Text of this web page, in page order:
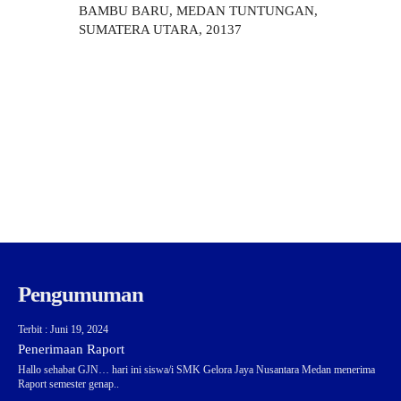
BAMBU BARU, MEDAN TUNTUNGAN,
SUMATERA UTARA, 20137
Pengumuman
Terbit : Juni 19, 2024
Penerimaan Raport
Hallo sehabat GJN… hari ini siswa/i SMK Gelora Jaya Nusantara Medan menerima
Raport semester genap..